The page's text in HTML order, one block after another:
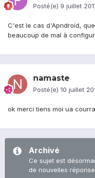
Posté(e) 9 juillet
C'est le cas d'Apndroid,
beaucoup de mal à
namaste
Posté(e) 10 juillet
ok merci tiens moi ua
Archivé
Ce sujet est
de nouvelles